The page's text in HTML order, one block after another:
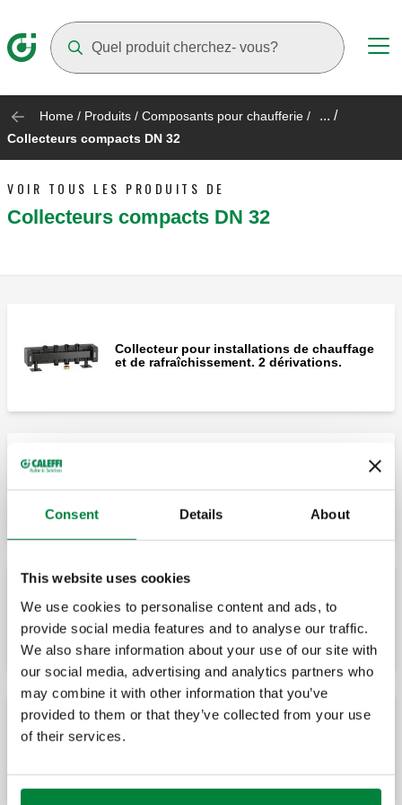
Consent Details About
This website uses cookies
We use cookies to personalise content and ads, to
provide social media features and to analyse our traffic.
We also share information about your use of our site with
our social media, advertising and analytics partners who
may combine it with other information that you’ve
provided to them or that they’ve collected from your use
of their services.
Home / Produits / Composants pour chaufferie / ... /
Collecteurs compacts DN 32
VOIR TOUS LES PRODUITS DE
Collecteurs compacts DN 32
Collecteur pour installations de chauffage
et de rafraîchissement. 2 dérivations.
et de rafraîchissement. 3 dérivations.
Collecteur pour installations de chauffage
et de rafraîchissement. 4 dérivations.
Collecteur pour installations de chauffage